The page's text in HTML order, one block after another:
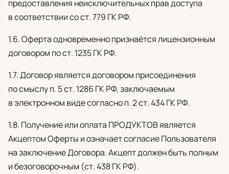
предоставления неисключительных прав доступа
в соответствии со ст. 779 ГК РФ.
1.6. Оферта одновременно признаётся лицензионным
договором по ст. 1235 ГК РФ.
1.7. Договор является договором присоединения
по смыслу п. 5 ст. 1286 ГК РФ, заключаемым
в электронном виде согласно п. 2 ст. 434 ГК РФ.
1.8. Получение или оплата ПРОДУКТОВ является
Акцептом Оферты и означает согласие Пользователя
на заключение Договора. Акцепт должен быть полным
и безоговорочным (ст. 438 ГК РФ).